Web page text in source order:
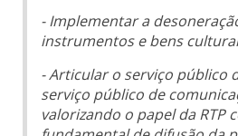
- Implementar a
instrumentos e bens
- Articular o serviço público
serviço público de
valorizando o papel da RTP